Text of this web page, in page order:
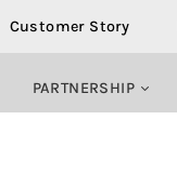
Customer Story
PARTNERSHIP